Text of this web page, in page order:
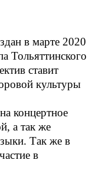
в марте 2020
Тольяттинского
ставит
культуры
концертное
а так же
Так же в
в